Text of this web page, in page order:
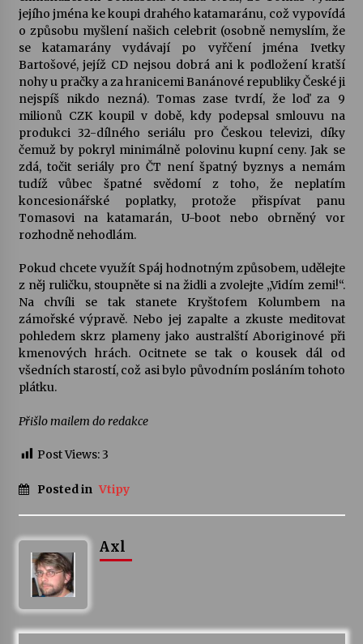
jejího jména ke koupi drahého katamaránu, což vypovídá
o způsobu myšlení našich celebrit (osobně nemyslím, že
se katamarány vydávají po vyřčení jména Ivetky
Bartošové, jejíž CD nejsou dobrá ani k podložení kratší
nohy u pračky a za hranicemi Banánové republiky České ji
nejspíš nikdo nezná). Tomas zase tvrdí, že loď za 9
milionů CZK koupil v době, kdy podepsal smlouvu na
produkci 32-dílného seriálu pro Českou televizi, díky
čemuž by pokryl minimálně polovinu kupní ceny. Jak se
zdá, točit seriály pro ČT není špatný byznys a nemám
tudíž vůbec špatné svědomí z toho, že neplatím
koncesionářské poplatky, protože přispívat panu
Tomasovi na katamarán, U-boot nebo obrněný vor
rozhodně nehodlám.
Pokud chcete využít Spáj hodnotným způsobem, udělejte
z něj ruličku, stoupněte si na židli a zvolejte „Vidím zemi!“.
Na chvíli se tak stanete Kryštofem Kolumbem na
zámořské výpravě. Nebo jej zapalte a zkuste meditovat
pohledem skrz plameny jako australští Aboriginové při
kmenových hrách. Ocitnete se tak o kousek dál od
všedních starostí, což asi bylo původním posláním tohoto
plátku.
Přišlo mailem do redakce
Post Views:3
Posted in Vtipy
Axl